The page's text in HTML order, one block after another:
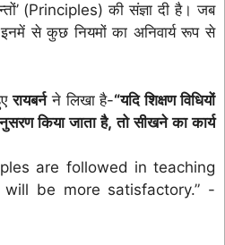
(Principles) की संज्ञा दी है। जब
से कुछ नियमों का अनिवार्य रूप से
रायबर्नने लिखा है-“यदि शिक्षण विधियों
किया जाता है, तो सीखने का कार्य
are followed in teaching
be more satisfactory.” -